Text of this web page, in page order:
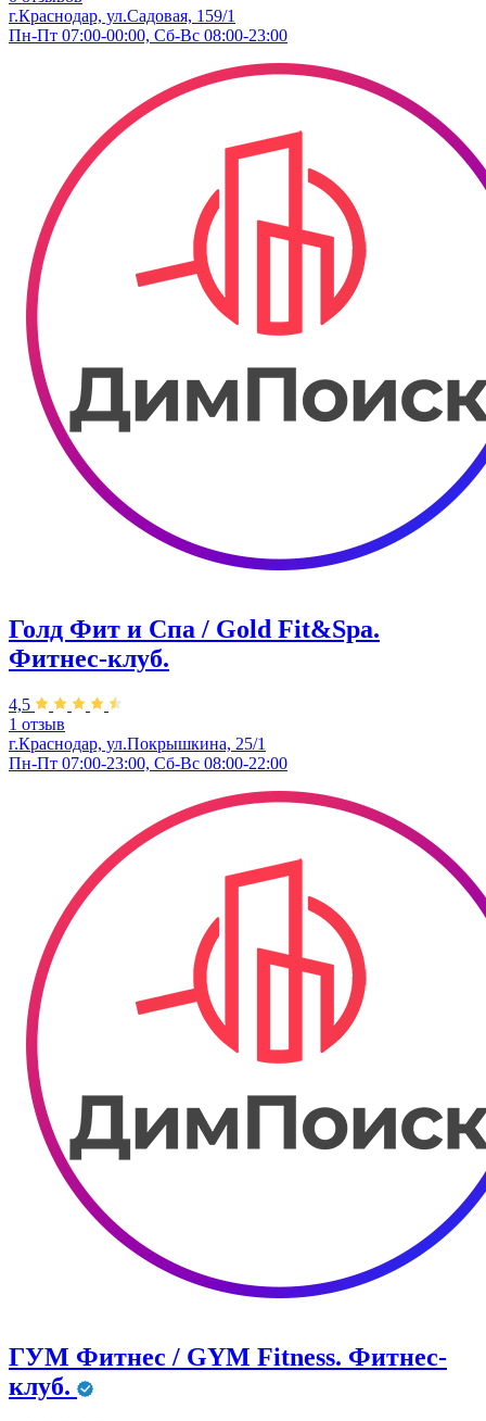
г.Краснодар, ул.Садовая, 159/1
Пн-Пт 07:00-00:00, Сб-Вс 08:00-23:00
Голд Фит и Спа / Gold Fit&Spa.
Фитнес-клуб.
4,5
1 отзыв
г.Краснодар, ул.Покрышкина, 25/1
Пн-Пт 07:00-23:00, Сб-Вс 08:00-22:00
ГУМ Фитнес / GYM Fitness. Фитнес-
клуб.